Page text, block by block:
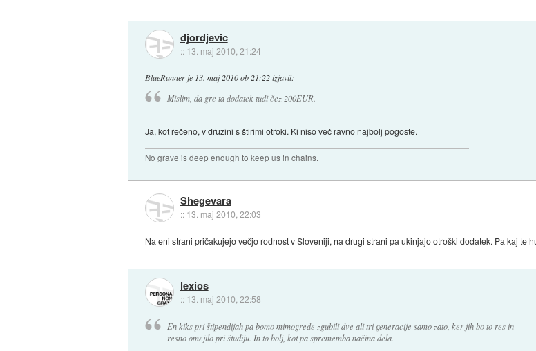
djordjevic
:: 13. maj 2010, 21:24
BlueRunner je 13. maj 2010 ob 21:22 izjavil:
Mislim, da gre ta dodatek tudi čez 200EUR.
Ja, kot rečeno, v družini s štirimi otroki. Ki niso več ravno najbolj pogoste.
No grave is deep enough to keep us in chains.
Shegevara
:: 13. maj 2010, 22:03
Na eni strani pričakujejo večjo rodnost v Sloveniji, na drugi strani pa ukinjajo otroški dodatek. Pa kaj te
lexios
:: 13. maj 2010, 22:58
En kiks pri štipendijah pa bomo mimogrede zgubili dve ali tri generacije samo zato, ker jih bo to res in
resno omejilo pri študiju. In to bolj, kot pa sprememba načina dela.